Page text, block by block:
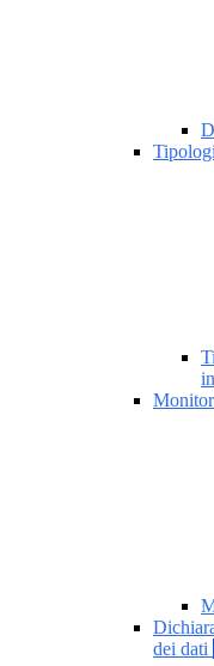
dei dati